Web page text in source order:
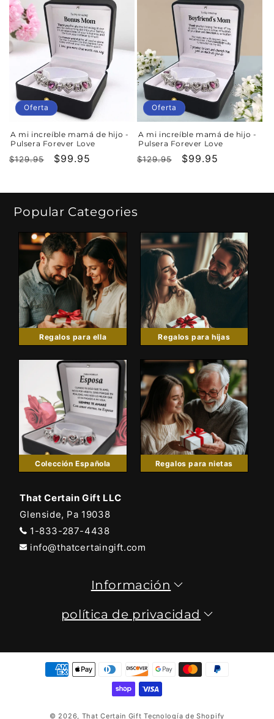
oferta
Oferta
A mi increíble mamá de hijo -
Pulsera Forever Love
Precio
$129.95
Precio
$99.95
Oferta
A mi increíble mamá de hijo -
Pulsera Forever Love
Precio
$129.95
Precio
$99.95
Popular Categories
Regalos para ella Regalos para hijas
Colección Española Regalos para nietas
That Certain Gift LLC
Glenside, Pa 19038
1-833-287-4438
info@thatcertaingift.com
Información
política de privacidad
© 2026, That Certain Gift Tecnología de Shopify